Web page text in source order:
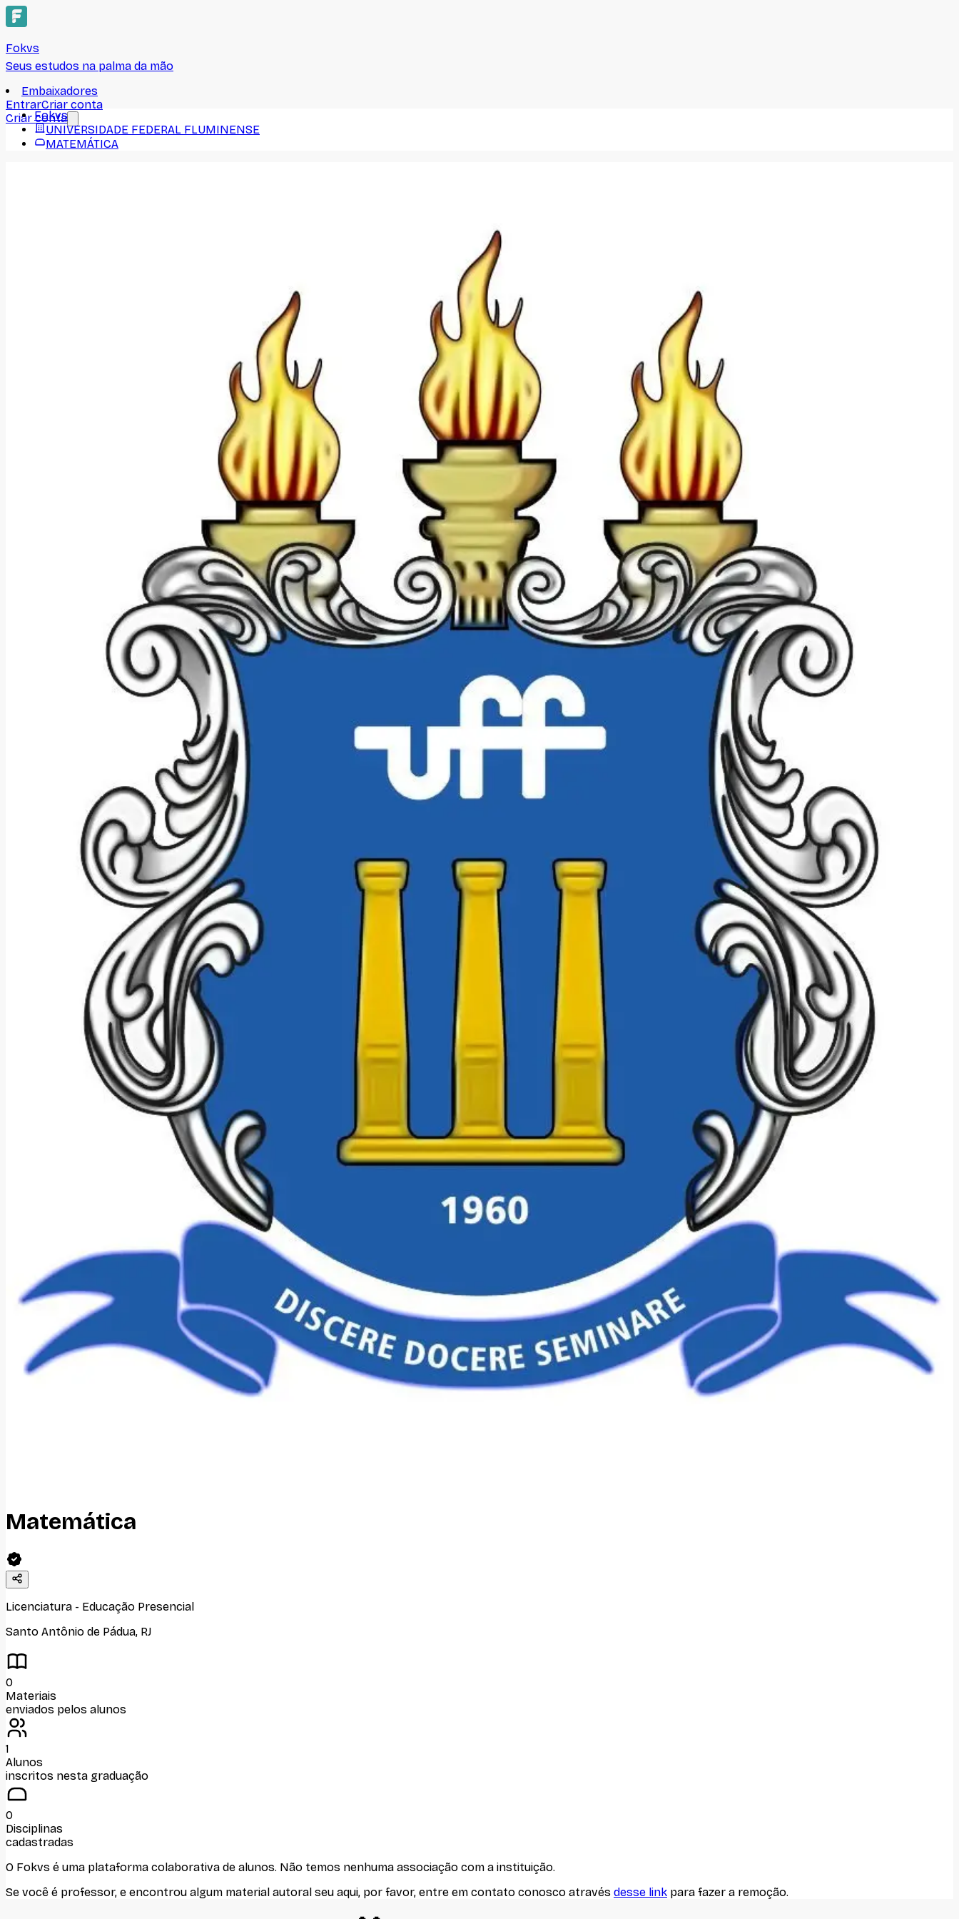
Fokvs
Seus estudos na palma da mão
Embaixadores
EntrarCriar conta
Criar conta
Fokvs
UNIVERSIDADE FEDERAL FLUMINENSE
MATEMÁTICA
Matemática
Licenciatura - Educação Presencial
Santo Antônio de Pádua, RJ
0
Materiais
enviados pelos alunos
1
Alunos
inscritos nesta graduação
0
Disciplinas
cadastradas
O Fokvs é uma plataforma colaborativa de alunos. Não temos nenhuma associação com a instituição.
Se você é professor, e encontrou algum material autoral seu aqui, por favor, entre em contato conosco através desse link para fazer a remoção.